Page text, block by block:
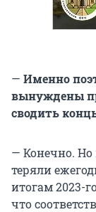
— Именно
вынуждены
сводить
— Конечно. Но
теряли
итогам 2023-
что